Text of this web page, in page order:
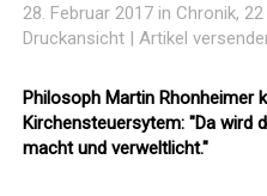
28. Februar 2017 in Chronik,
Druckansicht | Artikel
Philosoph Martin Rhonheimer
Kirchensteuersytem: "Da wird
macht und verweltlicht."